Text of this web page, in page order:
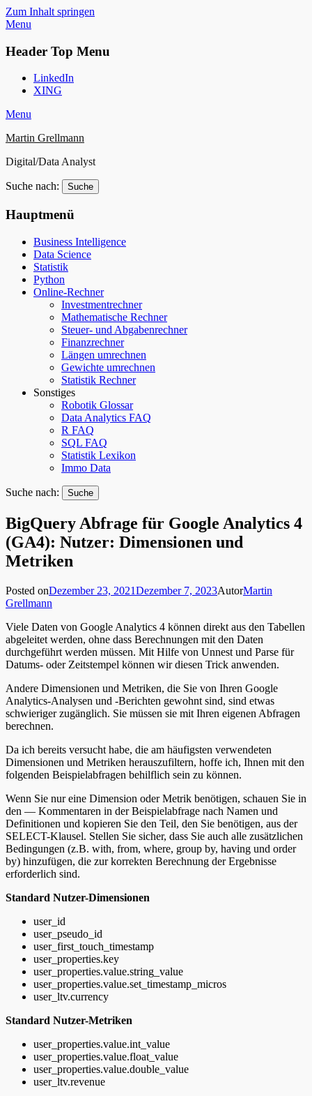
Zum Inhalt springen
Menu
Header Top Menu
LinkedIn
XING
Menu
Martin Grellmann
Digital/Data Analyst
Suche nach:
Hauptmenü
Business Intelligence
Data Science
Statistik
Python
Online-Rechner
Investmentrechner
Mathematische Rechner
Steuer- und Abgabenrechner
Finanzrechner
Längen umrechnen
Gewichte umrechnen
Statistik Rechner
Sonstiges
Robotik Glossar
Data Analytics FAQ
R FAQ
SQL FAQ
Statistik Lexikon
Immo Data
Suche nach:
BigQuery Abfrage für Google Analytics 4
(GA4): Nutzer: Dimensionen und
Metriken
Posted onDezember 23, 2021Dezember 7, 2023AutorMartin
Grellmann
Viele Daten von Google Analytics 4 können direkt aus den Tabellen
abgeleitet werden, ohne dass Berechnungen mit den Daten
durchgeführt werden müssen. Mit Hilfe von Unnest und Parse für
Datums- oder Zeitstempel können wir diesen Trick anwenden.
Andere Dimensionen und Metriken, die Sie von Ihren Google
Analytics-Analysen und -Berichten gewohnt sind, sind etwas
schwieriger zugänglich. Sie müssen sie mit Ihren eigenen Abfragen
berechnen.
Da ich bereits versucht habe, die am häufigsten verwendeten
Dimensionen und Metriken herauszufiltern, hoffe ich, Ihnen mit den
folgenden Beispielabfragen behilflich sein zu können.
Wenn Sie nur eine Dimension oder Metrik benötigen, schauen Sie in
den — Kommentaren in der Beispielabfrage nach Namen und
Definitionen und kopieren Sie den Teil, den Sie benötigen, aus der
SELECT-Klausel. Stellen Sie sicher, dass Sie auch alle zusätzlichen
Bedingungen (z.B. with, from, where, group by, having und order
by) hinzufügen, die zur korrekten Berechnung der Ergebnisse
erforderlich sind.
Standard Nutzer-Dimensionen
user_id
user_pseudo_id
user_first_touch_timestamp
user_properties.key
user_properties.value.string_value
user_properties.value.set_timestamp_micros
user_ltv.currency
Standard Nutzer-Metriken
user_properties.value.int_value
user_properties.value.float_value
user_properties.value.double_value
user_ltv.revenue